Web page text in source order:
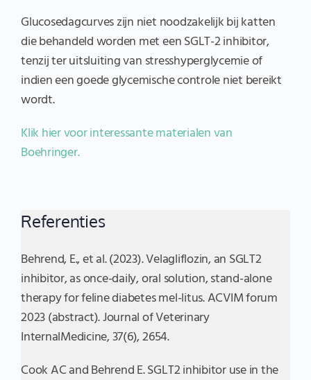
Glucosedagcurves zijn niet noodzakelijk bij katten
die behandeld worden met een SGLT-2 inhibitor,
tenzij ter uitsluiting van stresshyperglycemie of
indien een goede glycemische controle niet bereikt
wordt.
Klik hier voor interessante materialen van
Boehringer.
Referenties
Behrend, E., et al. (2023). Velagliflozin, an SGLT2
inhibitor, as once-daily, oral solution, stand-alone
therapy for feline diabetes mel-litus. ACVIM forum
2023 (abstract). Journal of Veterinary
InternalMedicine, 37(6), 2654.
Cook AC and Behrend E. SGLT2 inhibitor use in the